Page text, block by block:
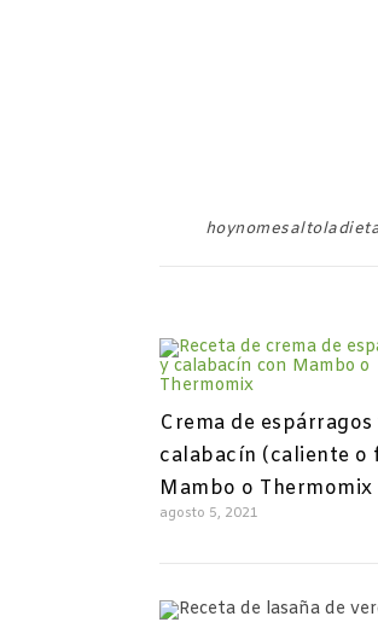
Crema de espárragos
calabacín (caliente o
Mambo o Thermomix
agosto 5, 2021